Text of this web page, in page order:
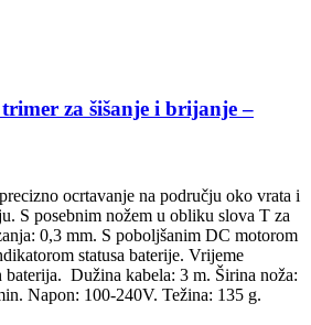
za šišanje i brijanje –
ocrtavanje na području oko vrata i
S posebnim nožem u obliku slova T za
0,3 mm. S poboljšanim DC motorom
statusa baterije. Vrijeme
Dužina kabela: 3 m. Širina noža:
Napon: 100-240V. Težina: 135 g.